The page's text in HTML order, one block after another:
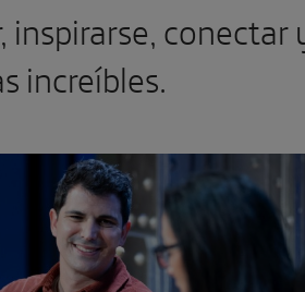
inspirarse, conectar
increíbles.